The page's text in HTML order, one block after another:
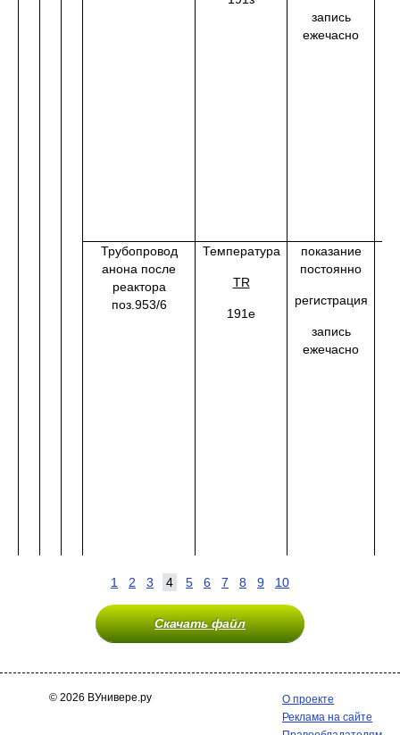
запись
ежечасно
Трубопровод
анона после
реактора
поз.953/6
Температура
TR
191е
показание
постоянно
регистрация
запись
ежечасно
1 2 3 4 5 6 7 8 9 10
Скачать файл
© 2026 ВУнивере.ру
О проекте
Реклама на сайте